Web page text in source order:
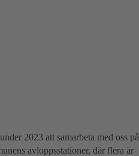
2023 att samarbeta med oss på
avloppsstationer, där flera är